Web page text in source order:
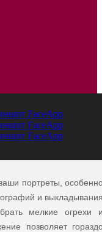
портреты,
и
мелкие огрехи
позволяет